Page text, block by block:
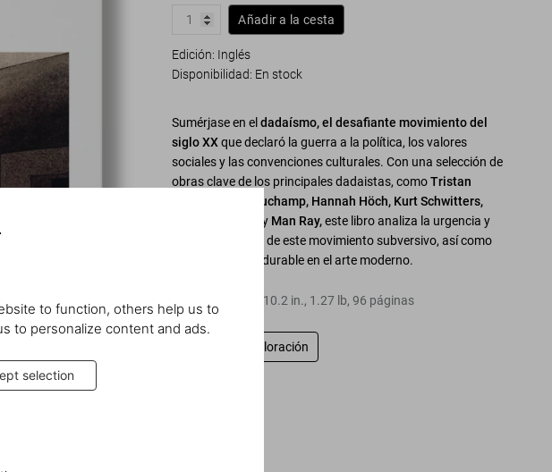
to function, others help us to
to personalize content and ads.
selection
Añadir a la cesta
Edición: Inglés
Disponibilidad: En stock
Sumérjase en eldadaísmo, el desafiante movimiento del
siglo XXque declaró la guerra a la política, los valores
sociales y las convenciones culturales. Con una selección de
obras clave de los principales dadaistas, comoTristan
Tzara, Marcel Duchamp, Hannah Höch, Kurt Schwitters,
y Man Ray,este libro analiza la urgencia y
experimentación de este movimiento subversivo, así como
su influencia perdurable en el arte moderno.
10.2 in., 1.27 lb,96 páginas
Escriba una valoración